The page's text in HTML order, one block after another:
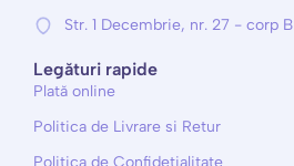
Str. 1 Decembrie, nr. 27 - corp B
Legături rapide
Plată online
Politica de Livrare si Retur
Politica de Confidețialitate